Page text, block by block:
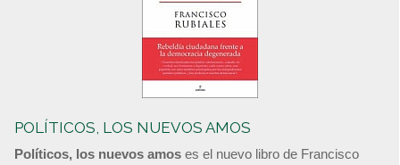
POLÍTICOS, LOS NUEVOS AMOS
Políticos, los nuevos amos es el nuevo libro de Francisco